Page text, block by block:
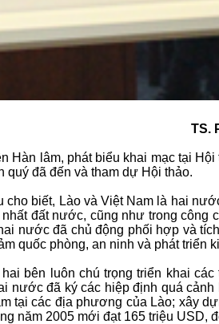
TS.
Hàn lâm, phát biểu khai mạc tại
quý đã đến và tham dự Hội thảo.
cho biết, Lào và Việt Nam là hai
đất nước, cũng như trong
nước đã chủ động phối hợp và
quốc phòng, an ninh và phát triển
bên luôn chú trọng triển khai
nước đã ký các hiệp định quá
tại các địa phương của Lào; xây
năm 2005 mới đạt 165 triệu USD,